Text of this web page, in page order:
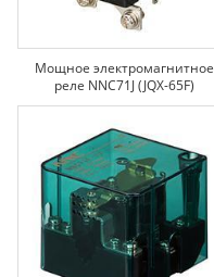
Мощное электромагнитное
реле NNC71J (JQX-65F)